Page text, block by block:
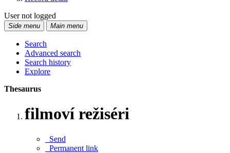
User not logged
Side menu Main menu
Search
Advanced search
Search history
Explore
Thesaurus
filmoví režiséri
Send
Permanent link